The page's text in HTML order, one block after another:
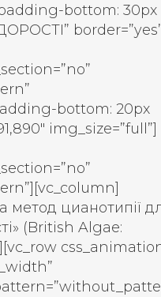
bottom: 30px
bottom: 20px
img_size=”full”]
метод цианотипії
(British Algae: